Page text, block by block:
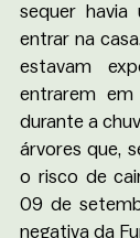
sequer havia
entrar na
estavam
entrarem
durante a
árvores que,
o risco de
09 de
negativa da